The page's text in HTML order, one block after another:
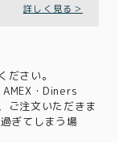
詳しく見る＞
ださい。
・Diners
ご注文いただきま
ぎてしまう場